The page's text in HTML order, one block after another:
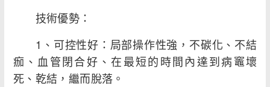
技術優勢：
1、可控性好：局部操作性強，不碳化、不結
痂、血管閉合好、在最短的時間內達到病竈壞
死、乾結，繼而脫落。